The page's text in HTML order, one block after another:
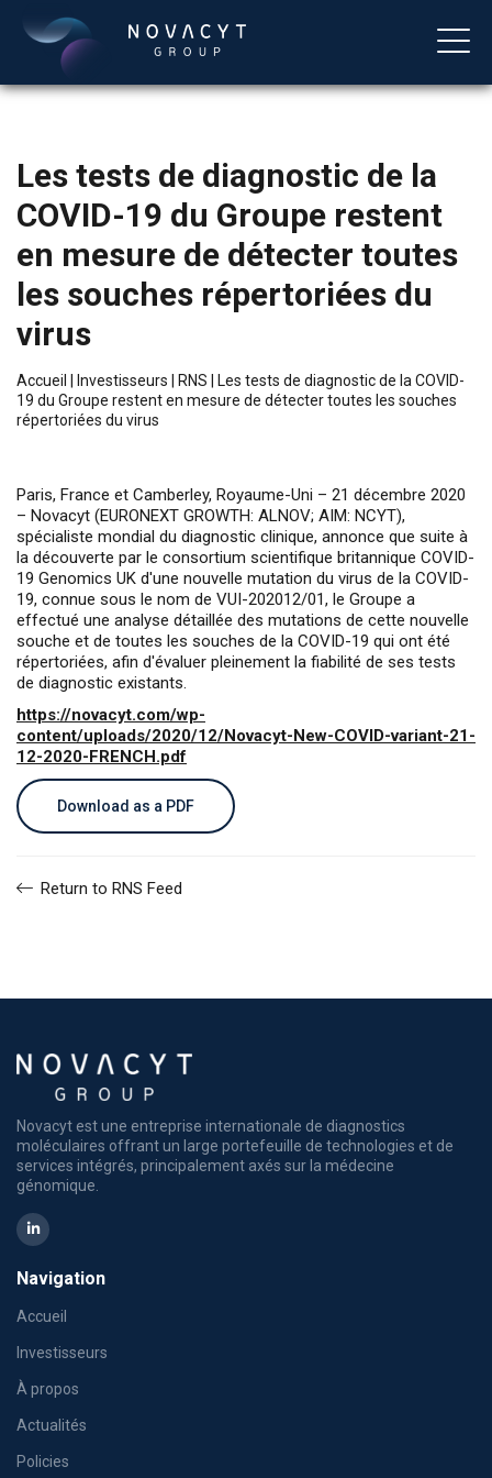
Français
Les tests de diagnostic de la
COVID-19 du Groupe restent
en mesure de détecter toutes
les souches répertoriées du
virus
Accueil Investisseurs RNS
Les tests de diagnostic de la COVID-
19 du Groupe restent en mesure de détecter toutes les souches
répertoriées du virus
Paris, France et Camberley, Royaume-Uni – 21 décembre 2020
– Novacyt (EURONEXT GROWTH: ALNOV; AIM: NCYT),
spécialiste mondial du diagnostic clinique, annonce que suite à
la découverte par le consortium scientifique britannique COVID-
19 Genomics UK d'une nouvelle mutation du virus de la COVID-
19, connue sous le nom de VUI-202012/01, le Groupe a
effectué une analyse détaillée des mutations de cette nouvelle
souche et de toutes les souches de la COVID-19 qui ont été
répertoriées, afin d'évaluer pleinement la fiabilité de ses tests
de diagnostic existants.
https://novacyt.com/wp-
content/uploads/2020/12/Novacyt-New-COVID-variant-21-
12-2020-FRENCH.pdf
Download as a PDF
Return to RNS Feed
Novacyt est une entreprise internationale de diagnostics
moléculaires offrant un large portefeuille de technologies et de
services intégrés, principalement axés sur la médecine
génomique.
Navigation
Accueil
Investisseurs
À propos
Actualités
Policies